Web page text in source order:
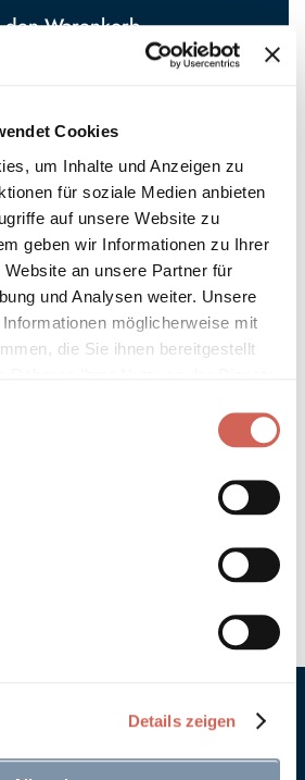
Cookies
um Inhalte und Anzeigen zu
für soziale Medien anbieten
auf unsere Website zu
geben wir Informationen zu Ihrer
an unsere Partner für
und Analysen weiter. Unsere
möglicherweise mit
die Sie ihnen bereitgestellt
Details zeigen
den Warenkorb
Wunschzettel
Deutschlands, Lieferzeiten für andere
unserenVersandinformationen .
und Hinweise